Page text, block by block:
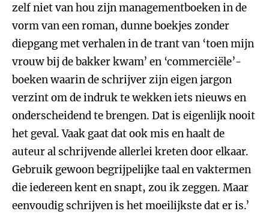
zelf niet van hou zijn managementboeken in de
vorm van een roman, dunne boekjes zonder
diepgang met verhalen in de trant van ‘toen mijn
vrouw bij de bakker kwam’ en ‘commerciële’-
boeken waarin de schrijver zijn eigen jargon
verzint om de indruk te wekken iets nieuws en
onderscheidend te brengen. Dat is eigenlijk nooit
het geval. Vaak gaat dat ook mis en haalt de
auteur al schrijvende allerlei kreten door elkaar.
Gebruik gewoon begrijpelijke taal en vaktermen
die iedereen kent en snapt, zou ik zeggen. Maar
eenvoudig schrijven is het moeilijkste dat er is.’